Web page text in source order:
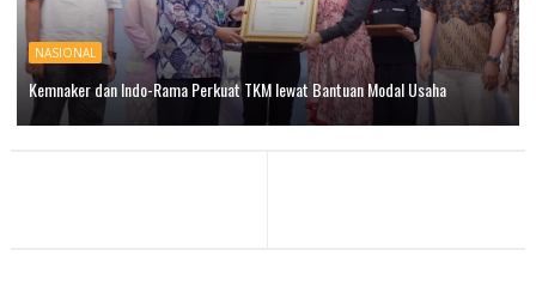
NASIONAL
Kemnaker dan Indo-Rama Perkuat TKM lewat Bantuan Modal Usaha